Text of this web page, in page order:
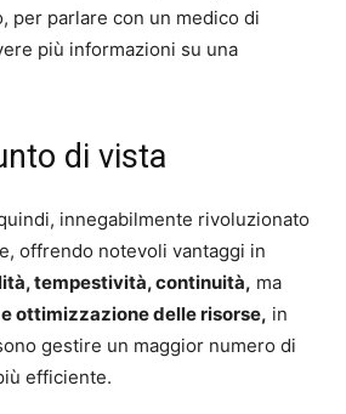
per parlare con un medico di
più informazioni su una
di vista
innegabilmente rivoluzionato
offrendo notevoli vantaggi in
tempestività, continuità, ma
ottimizzazione delle risorse, in
gestire un maggior numero di
efficiente.